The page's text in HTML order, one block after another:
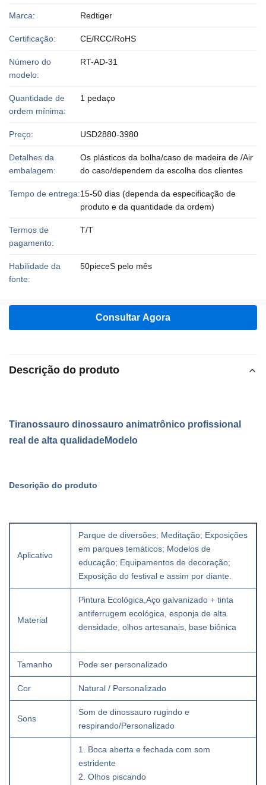
Marca: Redtiger
Certificação: CE/RCC/RoHS
Número do
modelo:
RT-AD-31
Quantidade de
ordem mínima:
1 pedaço
Preço: USD2880-3980
Detalhes da
embalagem:
Os plásticos da bolha/caso de madeira de /Air
do caso/dependem da escolha dos clientes
Tempo de entrega:15-50 dias (dependa da especificação de
produto e da quantidade da ordem)
Termos de
pagamento:
T/T
Habilidade da
fonte:
50pieceS pelo mês
Consultar Agora
Descrição do produto
Tiranossauro dinossauro animatrônico profissional
real de alta qualidadeModelo
Descrição do produto
Aplicativo
Parque de diversões; Meditação; Exposições
em parques temáticos; Modelos de
educação; Equipamentos de decoração;
Exposição do festival e assim por diante.
Material
Pintura Ecológica, Aço galvanizado + tinta
antiferrugem ecológica, esponja de alta
densidade, olhos artesanais, base biônica
Tamanho Pode ser personalizado
Cor Natural / Personalizado
Sons
Som de dinossauro rugindo e
respirando/Personalizado
1. Boca aberta e fechada com som
estridente
2. Olhos piscando